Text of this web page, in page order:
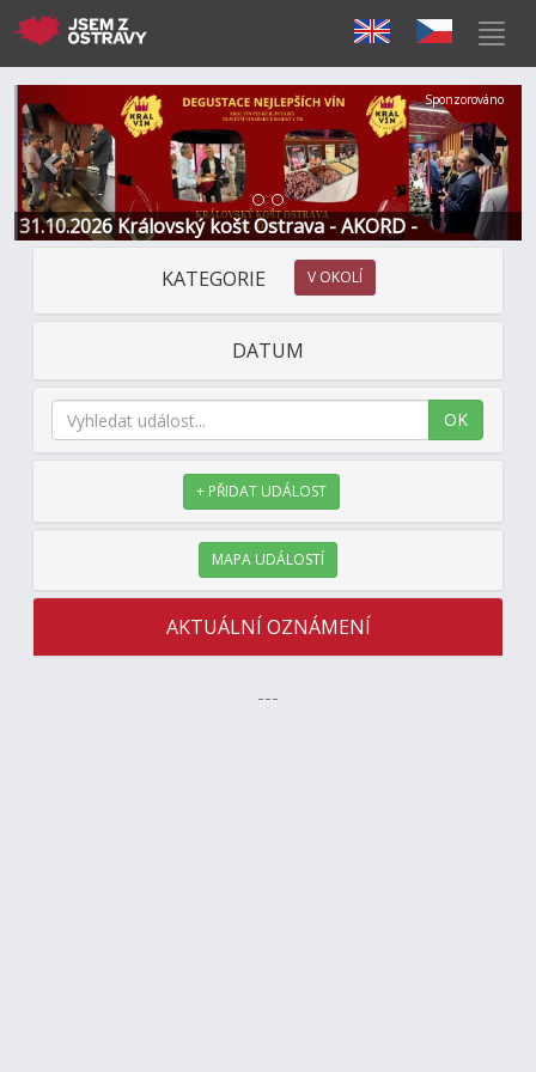
31.10.2026 Královský košt Ostrava - AKORD -
Restaurace a Hotel
Předchozí Další
Sponzorováno
KATEGORIE V OKOLÍ
DATUM
OK
+ PŘIDAT UDÁLOST
MAPA UDÁLOSTÍ
AKTUÁLNÍ OZNÁMENÍ
---